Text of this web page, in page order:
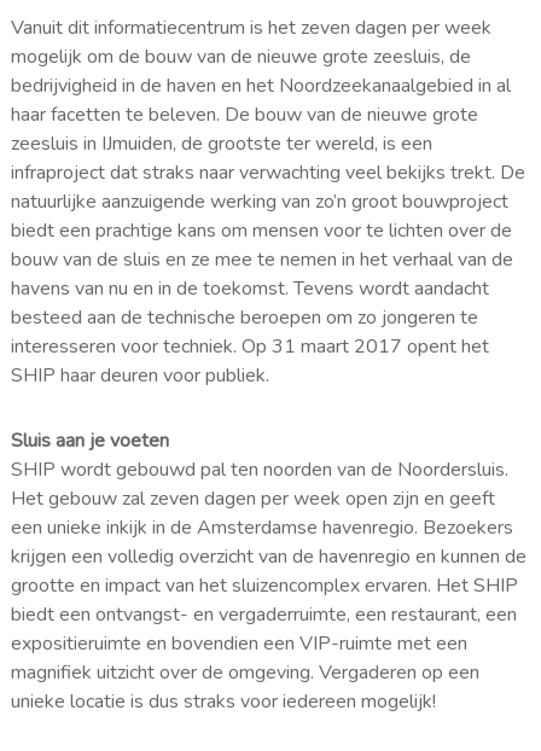
Vanuit dit informatiecentrum is het zeven dagen per week
mogelijk om de bouw van de nieuwe grote zeesluis, de
bedrijvigheid in de haven en het Noordzeekanaalgebied in al
haar facetten te beleven. De bouw van de nieuwe grote
zeesluis in IJmuiden, de grootste ter wereld, is een
infraproject dat straks naar verwachting veel bekijks trekt. De
natuurlijke aanzuigende werking van zo’n groot bouwproject
biedt een prachtige kans om mensen voor te lichten over de
bouw van de sluis en ze mee te nemen in het verhaal van de
havens van nu en in de toekomst. Tevens wordt aandacht
besteed aan de technische beroepen om zo jongeren te
interesseren voor techniek. Op 31 maart 2017 opent het
SHIP haar deuren voor publiek.
Sluis aan je voeten
SHIP wordt gebouwd pal ten noorden van de Noordersluis.
Het gebouw zal zeven dagen per week open zijn en geeft
een unieke inkijk in de Amsterdamse havenregio. Bezoekers
krijgen een volledig overzicht van de havenregio en kunnen de
grootte en impact van het sluizencomplex ervaren. Het SHIP
biedt een ontvangst- en vergaderruimte, een restaurant, een
expositieruimte en bovendien een VIP-ruimte met een
magnifiek uitzicht over de omgeving. Vergaderen op een
unieke locatie is dus straks voor iedereen mogelijk!